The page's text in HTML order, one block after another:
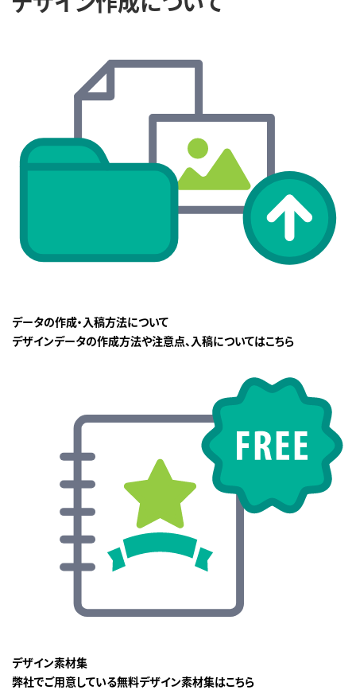
データの作成・入稿方法について
デザインデータの作成方法や注意点、入稿についてはこちら
デザイン素材集
弊社でご用意している無料デザイン素材集はこちら